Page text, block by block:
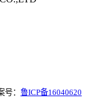
： 鲁ICP备16040620